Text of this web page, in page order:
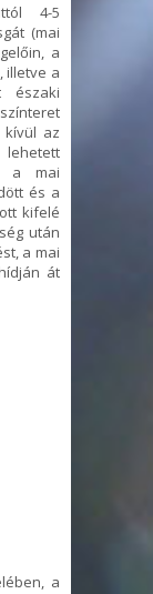
4-5
(mai
a
illetve a
északi
az
a mai
és a
kifelé
után
a mai
át
a